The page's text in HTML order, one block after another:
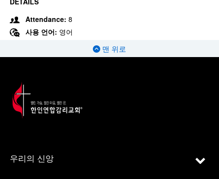
Attendance: 8
사용 언어: 영어
맨 위로
우리의 신앙